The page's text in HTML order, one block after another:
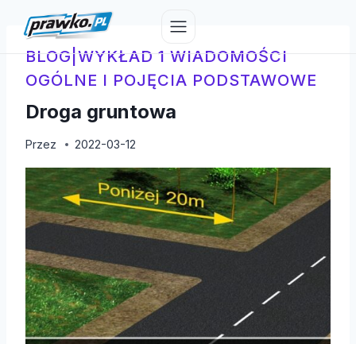
treściBLOG|WYKŁAD 1 WIADOMOŚCI
OGÓLNE I POJĘCIA PODSTAWOWE
Droga gruntowa
Przez 2022-03-12